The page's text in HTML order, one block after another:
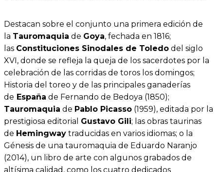
Destacan sobre el conjunto una primera edición de
la Tauromaquia de Goya, fechada en 1816;
las Constituciones Sinodales de Toledo del siglo
XVI, donde se refleja la queja de los sacerdotes por la
celebración de las corridas de toros los domingos;
Historia del toreo y de las principales ganaderías
de España de Fernando de Bedoya (1850);
Tauromaquia de Pablo Picasso (1959), editada por la
prestigiosa editorial Gustavo Gili; las obras taurinas
de Hemingway traducidas en varios idiomas; o la
Génesis de una tauromaquia de Eduardo Naranjo
(2014), un libro de arte con algunos grabados de
altísima calidad, como los cuatro dedicados